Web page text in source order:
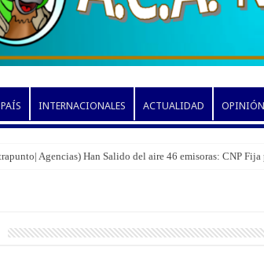
INTERNACIONALES ACTUALIDAD OPINIÓN
Agencias) Han Salido del aire 46 emisoras: CNP